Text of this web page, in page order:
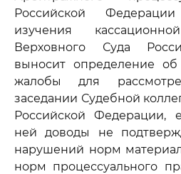
Российской
изучения
Верховного Суда
выносит определение
жалобы для
заседании Судебной
Российской Федерации,
ней доводы не
нарушений норм
норм процессуального